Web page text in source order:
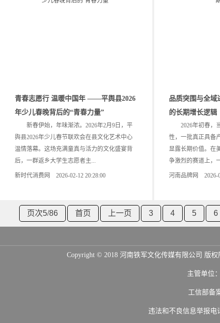
青春志愿行 温暖中国年 ——平舆县2026
年少儿春晚背后的“青春力量”
新春伊始，年味渐浓。2026年2月9日，平
舆县2026年少儿春节联欢会在县文化艺术中心
温情落幕。这场充满童真与活力的文化盛宴背
后，一群返乡大学生志愿者主...
新时代消费网 2026-02-12 20:28:00
品质突围与全域
的长期增长逻辑
2026年初春，当
性，一批真正具备
显露长期价值。在
争激烈的赛道上，
河南品牌网 2026-
页次5/86 首页 上一页 3 4 5 6
Copyright © 2018 河南铁军文化传媒有限公司 版
主管单位
工信部备
违法和不良信息举报